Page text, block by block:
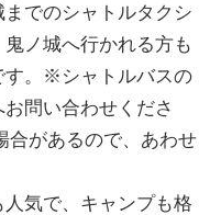
でのシャトルタクシ
ノ城へ行かれる方も
す。※シャトルバスの
問い合わせくださ
合があるので、あわせ
気で、キャンプも格